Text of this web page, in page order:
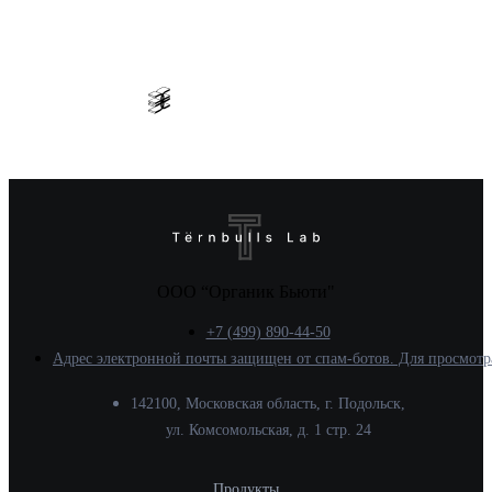
+7 (499) 890-44-50
Адрес электронной почты защищен от спам-ботов. Для
142100, Московская область, г. Подольск,
ул. Комсомольская, д. 1 стр. 24